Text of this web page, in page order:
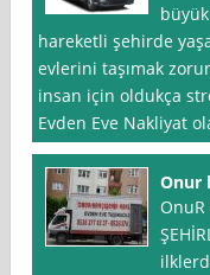
hareketli şehirde
evlerini taşımak
insan için oldukça
Evden Eve Nakliyat
Onur
OnuR